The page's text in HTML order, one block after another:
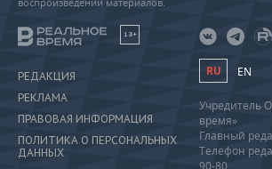
18+
РЕДАКЦИЯ
РЕКЛАМА
ПРАВОВАЯ ИНФОРМАЦИЯ
ПОЛИТИКА О ПЕРСОНАЛЬНЫХ
ДАННЫХ
RU EN
Учредитель
время»
Главный
Телефон
90-80